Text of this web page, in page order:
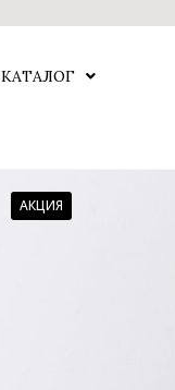
КАТАЛОГ
АКЦИЯ